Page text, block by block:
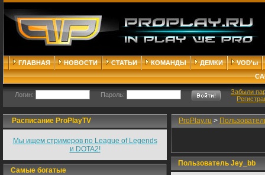
ГЛАВНАЯ НОВОСТИ СТАТЬИ КОМАНДЫ ДЕМКИ
VOD'ы
Логин: Пароль:
Забыли
Расписание ProPlayTV
Мы ищем стримеров по League of Legends
и DOTA2!
Самые богатые
ProPlay.ru >
Пользователь Jey_bb